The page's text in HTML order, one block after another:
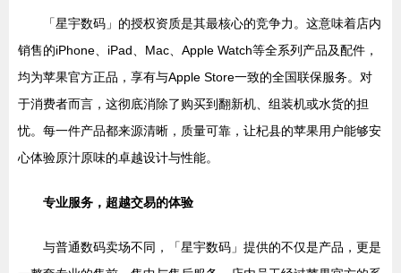
「星宇数码」的授权资质是其最核心的竞争力。这意味着店内
销售的iPhone、iPad、Mac、Apple Watch等全系列产品及配件，
均为苹果官方正品，享有与Apple Store一致的全国联保服务。对
于消费者而言，这彻底消除了购买到翻新机、组装机或水货的担
忧。每一件产品都来源清晰，质量可靠，让杞县的苹果用户能够安
心体验原汁原味的卓越设计与性能。
专业服务，超越交易的体验
与普通数码卖场不同，「星宇数码」提供的不仅是产品，更是